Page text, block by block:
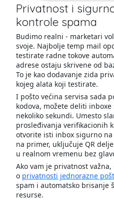
Privatnost i
kontrole spama
Budimo realni - marketari
svoje. Najbolje temp mail
testirate radne tokove
adrese ostaju skrivene od
To je kao dodavanje zida
kojeg alata koji testirate.
I pošto većina servisa sada
kodova, možete deliti
nekoliko sekundi. Umesto
prosleđivanja verifikacionih
otvorite isti inbox sigurno
na primer, uključuje QR
u realnom vremenu bez
Ako vam je privatnost
o privatnosti jednorazne
spam i automatsko brisanje
resurse.